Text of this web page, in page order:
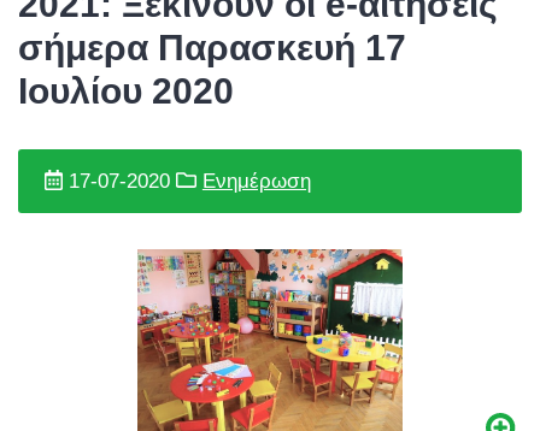
σήμερα Παρασκευή 17
Ιουλίου 2020
17-07-2020 Ενημέρωση